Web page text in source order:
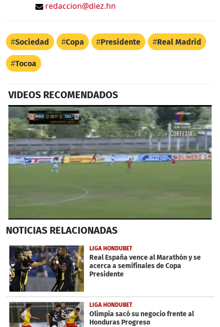
redaccion@diez.hn
Sociedad Copa Presidente Real Madrid
Tocoa
VIDEOS RECOMENDADOS
seconds
1
minute,
30
seconds
NOTICIAS RELACIONADAS
LIGA HONDUBET
Real España vence al Marathón y se
acerca a semifinales de Copa
Presidente
LIGA HONDUBET
Olimpia sacó su negocio frente al
Honduras Progreso